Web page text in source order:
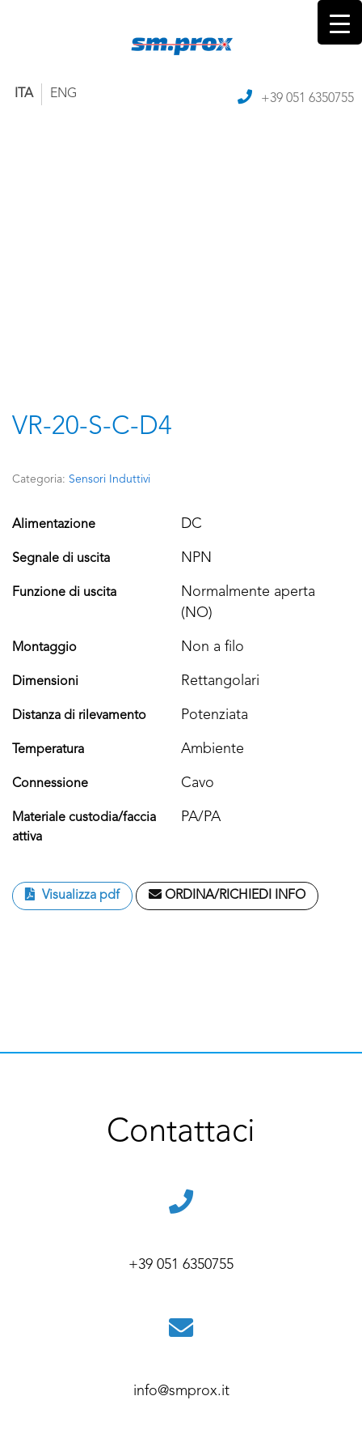
+39 051 6350755
ITA ENG
VR-20-S-C-D4
Categoria: Sensori Induttivi
Alimentazione DC
Segnale di uscita NPN
Funzione di uscita
Normalmente aperta
(NO)
Montaggio Non a filo
Dimensioni Rettangolari
Distanza di rilevamento Potenziata
Temperatura Ambiente
Connessione Cavo
Materiale custodia/faccia
attiva
PA/PA
Visualizza pdf ORDINA/RICHIEDI INFO
Contattaci
+39 051 6350755
info@smprox.it